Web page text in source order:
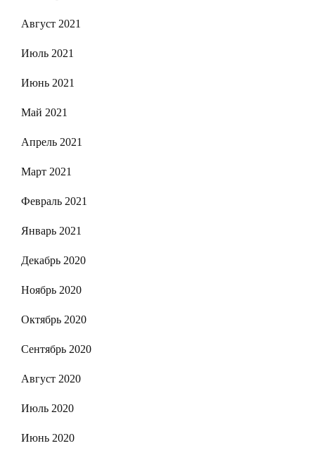
Август 2021
Июль 2021
Июнь 2021
Май 2021
Апрель 2021
Март 2021
Февраль 2021
Январь 2021
Декабрь 2020
Ноябрь 2020
Октябрь 2020
Сентябрь 2020
Август 2020
Июль 2020
Июнь 2020